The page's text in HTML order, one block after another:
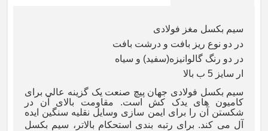
سیم بکسل مغز فولادی
در دو نوع ریز بافت و درشت بافت
در دو رنگ گالوانیزه(سفید) و سیاه
ار سایز 5 ب بالا
سیم بکسل فولادی جهان پیچ صنعت یک گزینه عالی برای
کامیون های یدک کش است. مقاومت بالای آن در
شکستن آن را برای ایمن سازی وسایل نقلیه سنگین ایده
آل می کند. برای رتبه بندی استحکام بالاتر، سیم بکسل